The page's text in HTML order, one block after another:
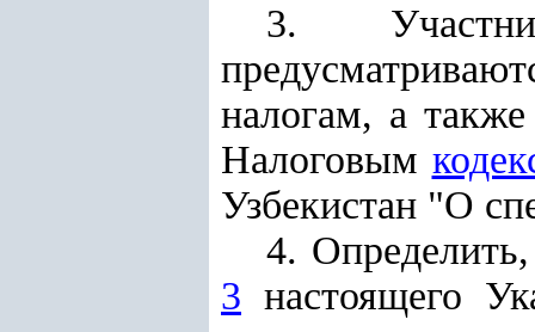
3.
налогам, а
Налоговым
Узбекистан "О
4.
3 настоящего